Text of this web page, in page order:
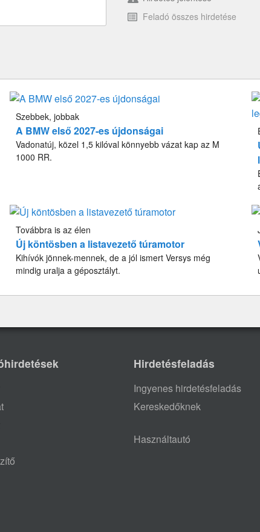
Feladó összes hirdetése
Szebbek, jobbak
A BMW első 2027-es újdonságai
Vadonatúj, közel 1,5 kilóval könnyebb vázat kap az M
1000 RR.
Továbbra is az élen
Új köntösben a listavezető túramotor
Kihívók jönnek-mennek, de a jól ismert Versys még
mindig uralja a géposztályt.
Hirdetésfeladás
Ingyenes hirdetésfeladás
Kereskedőknek
Használtautó